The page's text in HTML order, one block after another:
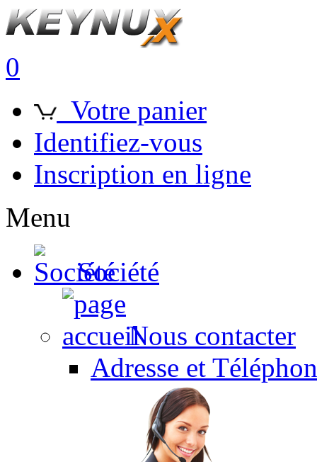
0
Votre panier
Identifiez-vous
Inscription en ligne
Menu
Société
Nous contacter
Adresse et